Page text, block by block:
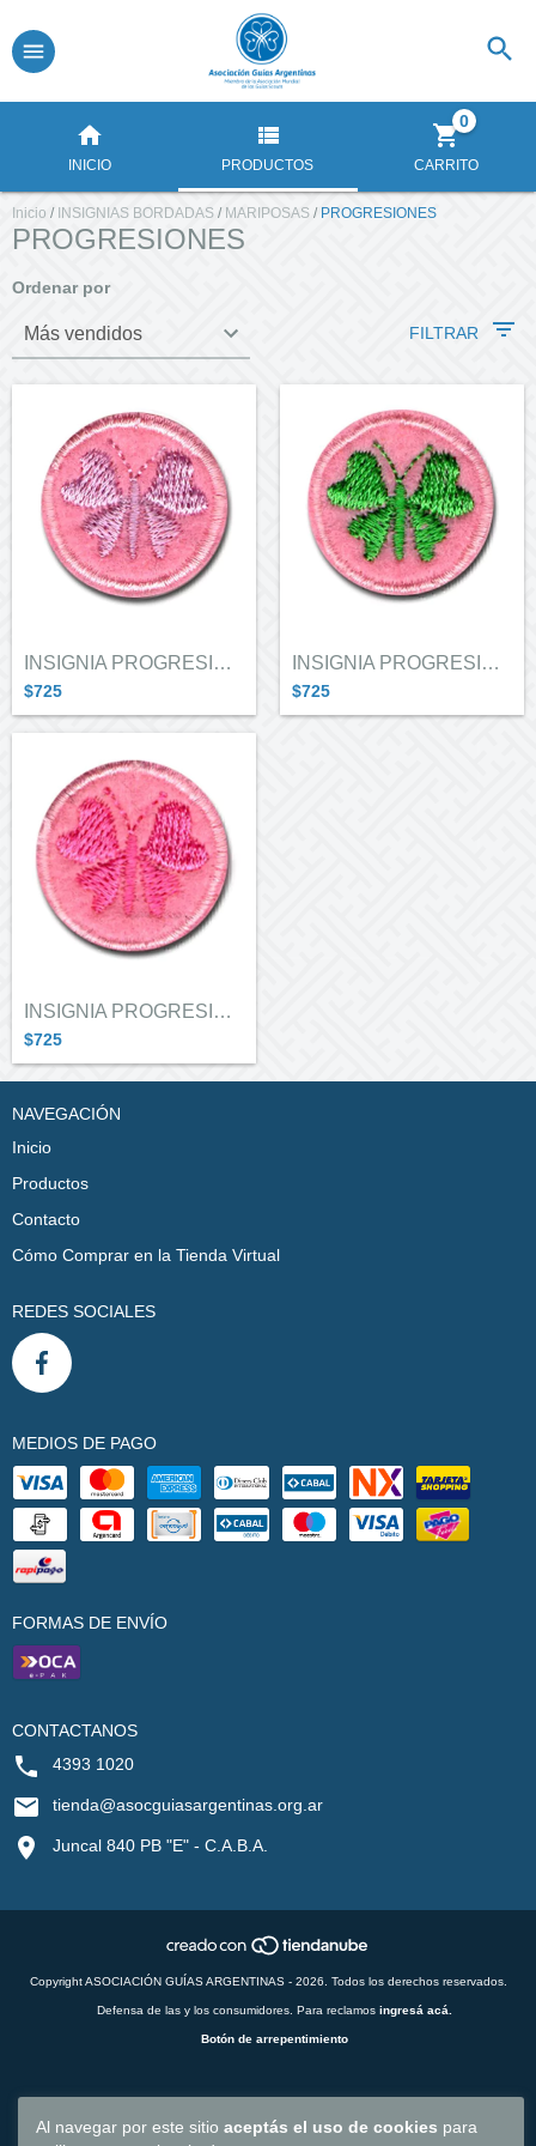
INICIO PRODUCTOS CARRITO
0
Al navegar por este sitio aceptás el uso de cookies para
Inicio / INSIGNIAS BORDADAS / MARIPOSAS / PROGRESIONES
PROGRESIONES
Ordenar por
FILTRAR
INSIGNIA PROGRESION MARIPOSAS LILA
$725
INSIGNIA PROGRESION MARIPOSAS VERDE
$725
INSIGNIA PROGRESION MARIPOSAS FUCSIA
$725
NAVEGACIÓN
Inicio
Productos
Contacto
Cómo Comprar en la Tienda Virtual
REDES SOCIALES
MEDIOS DE PAGO
FORMAS DE ENVÍO
CONTACTANOS
4393 1020
tienda@asocguiasargentinas.org.ar
Juncal 840 PB "E" - C.A.B.A.
Copyright ASOCIACIÓN GUÍAS ARGENTINAS - 2026. Todos los derechos reservados.
Defensa de las y los consumidores. Para reclamos ingresá acá.
Botón de arrepentimiento